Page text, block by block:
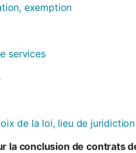
exemption
services
de la loi, lieu de juridiction
la conclusion de contrats